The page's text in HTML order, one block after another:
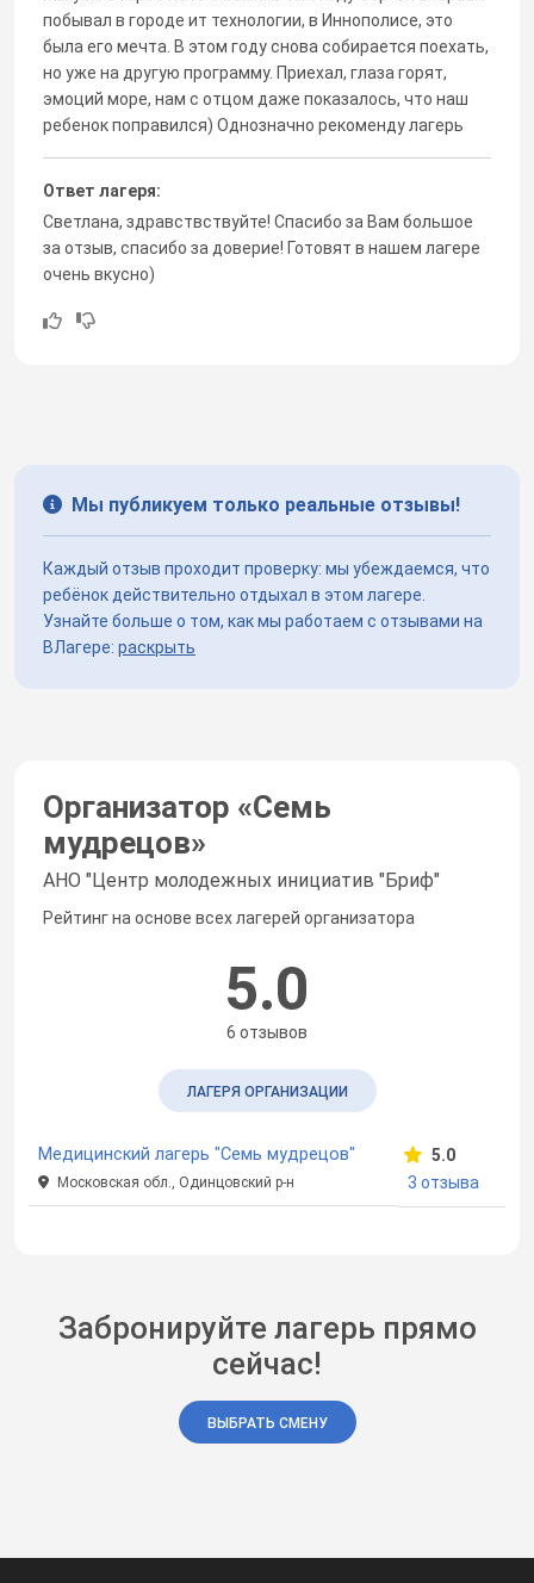
побывал в городе ит технологии, в Иннополисе, это
была его мечта. В этом году снова собирается поехать,
но уже на другую программу. Приехал, глаза горят,
эмоций море, нам с отцом даже показалось, что наш
ребенок поправился) Однозначно рекоменду лагерь
Ответ лагеря:
Светлана, здравствствуйте! Спасибо за Вам большое
за отзыв, спасибо за доверие! Готовят в нашем лагере
очень вкусно)
Мы публикуем только реальные отзывы!
Каждый отзыв проходит проверку: мы убеждаемся, что
ребёнок действительно отдыхал в этом лагере.
Узнайте больше о том, как мы работаем с отзывами на
ВЛагере: раскрыть
Организатор «Семь
мудрецов»
АНО "Центр молодежных инициатив "Бриф"
Рейтинг на основе всех лагерей организатора
5.0
6 отзывов
ЛАГЕРЯ ОРГАНИЗАЦИИ
Медицинский лагерь "Семь мудрецов"
Московская обл., Одинцовский р-н
5.0
3 отзыва
Забронируйте лагерь прямо
сейчас!
ВЫБРАТЬ СМЕНУ